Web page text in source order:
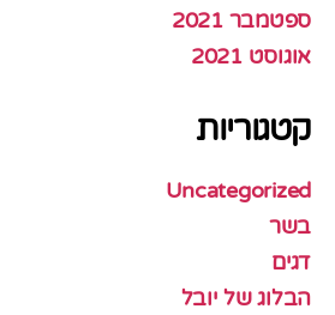
ספטמבר 2021
אוגוסט 2021
קטגוריות
Uncategorized
בשר
דגים
הבלוג של יובל